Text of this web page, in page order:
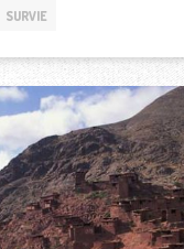
SURVIE